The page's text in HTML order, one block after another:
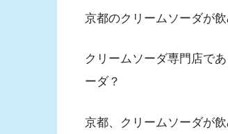
京都のクリームソーダが
クリームソーダ専門店で
ーダ？
京都、クリームソーダが